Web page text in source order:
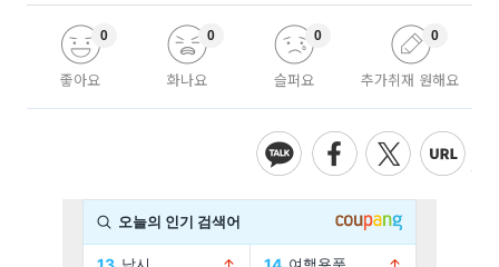
좋아요
0
화나요
0
슬퍼요
0
추가취재 원해요
0